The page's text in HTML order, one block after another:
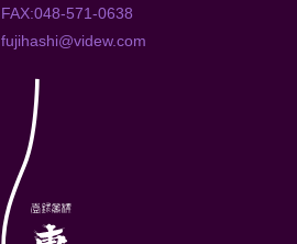
FAX:048-571-0638
fujihashi@videw.com